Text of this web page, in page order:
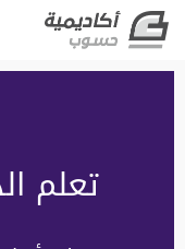
تعلم